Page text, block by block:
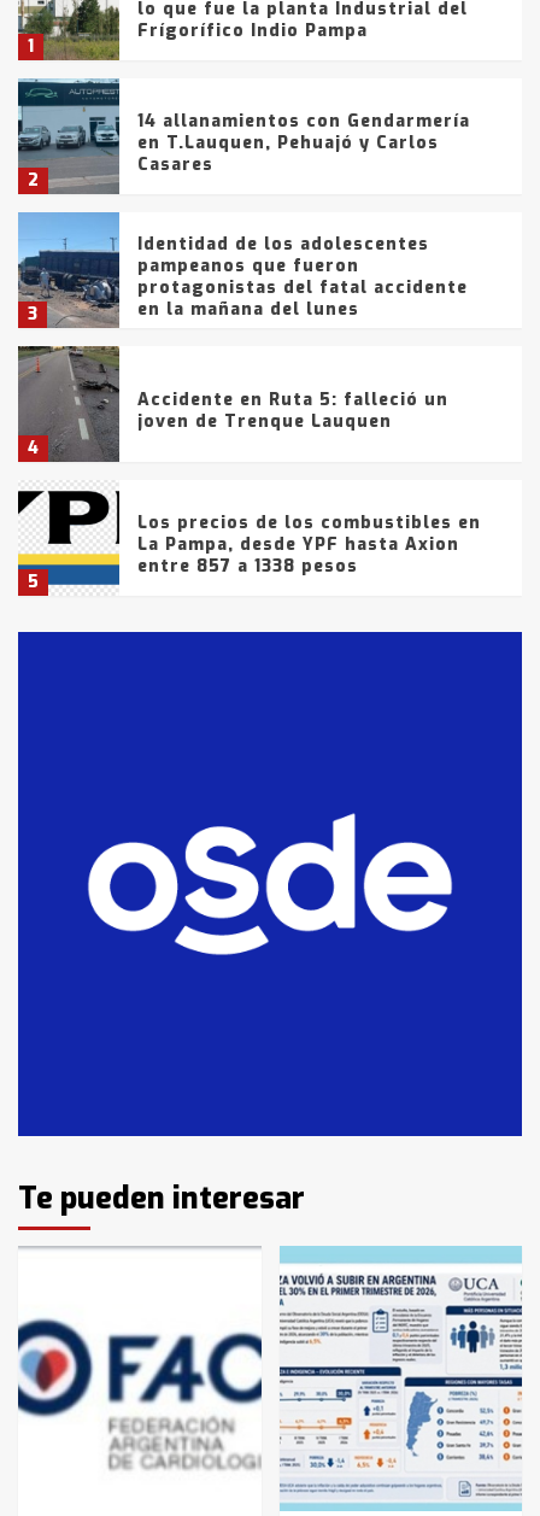
1
lo que fue la planta Industrial del
Frígorífico Indio Pampa
2
14 allanamientos con Gendarmería
en T.Lauquen, Pehuajó y Carlos
Casares
3
Identidad de los adolescentes
pampeanos que fueron
protagonistas del fatal accidente
en la mañana del lunes
4
Accidente en Ruta 5: falleció un
joven de Trenque Lauquen
5
Los precios de los combustibles en
La Pampa, desde YPF hasta Axion
entre 857 a 1338 pesos
fueron detenidos por
comercialización de drogas en la
tarde del sábado
T.Lauquen: se vendió el edificio de
lo que fue la planta Industrial del
3
Identidad de los adolescentes
pampeanos que fueron
en la mañana del lunes
4
Accidente en Ruta 5: falleció un
joven de Trenque Lauquen
Los precios de los combustibles en
La Pampa, desde YPF hasta Axion
entre 857 a 1338 pesos
Te pueden interesar